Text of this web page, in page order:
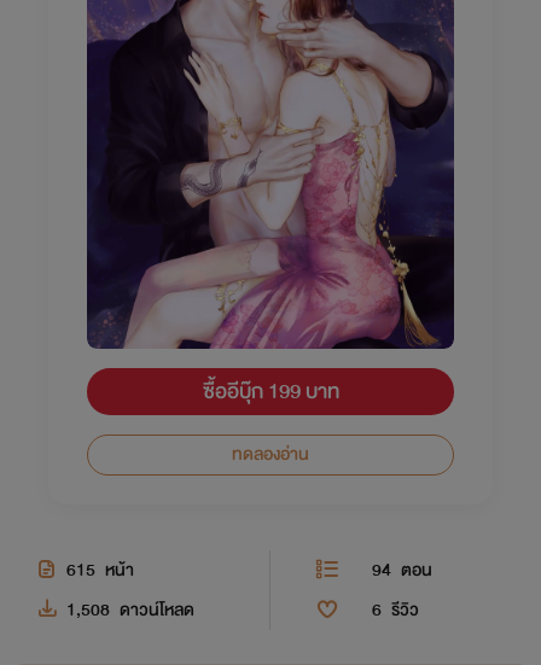
ซื้ออีบุ๊ก 199 บาท
ทดลองอ่าน
615 หน้า 94 ตอน
1,508 ดาวน์โหลด 6 รีวิว